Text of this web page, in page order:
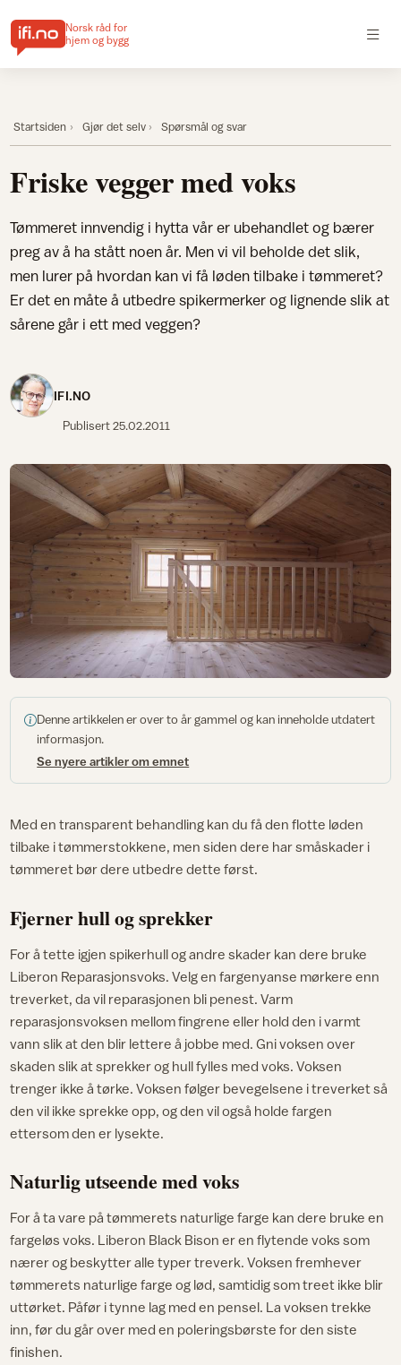
Norsk råd for
hjem og bygg
Startsiden Gjør det selv Spørsmål og svar
Friske vegger med voks
Tømmeret innvendig i hytta vår er ubehandlet og bærer
preg av å ha stått noen år. Men vi vil beholde det slik,
men lurer på hvordan kan vi få løden tilbake i tømmeret?
Er det en måte å utbedre spikermerker og lignende slik at
sårene går i ett med veggen?
IFI.NO
Publisert25.02.2011
Denne artikkelen er over to år gammel og kan inneholde utdatert
informasjon.
Se nyere artikler om emnet
Med en transparent behandling kan du få den flotte løden
tilbake i tømmerstokkene, men siden dere har småskader i
tømmeret bør dere utbedre dette først.
Fjerner hull og sprekker
For å tette igjen spikerhull og andre skader kan dere bruke
Liberon Reparasjonsvoks. Velg en fargenyanse mørkere enn
treverket, da vil reparasjonen bli penest. Varm
reparasjonsvoksen mellom fingrene eller hold den i varmt
vann slik at den blir lettere å jobbe med. Gni voksen over
skaden slik at sprekker og hull fylles med voks. Voksen
trenger ikke å tørke. Voksen følger bevegelsene i treverket så
den vil ikke sprekke opp, og den vil også holde fargen
ettersom den er lysekte.
Naturlig utseende med voks
For å ta vare på tømmerets naturlige farge kan dere bruke en
fargeløs voks. Liberon Black Bison er en flytende voks som
nærer og beskytter alle typer treverk. Voksen fremhever
tømmerets naturlige farge og lød, samtidig som treet ikke blir
uttørket. Påfør i tynne lag med en pensel. La voksen trekke
inn, før du går over med en poleringsbørste for den siste
finishen.